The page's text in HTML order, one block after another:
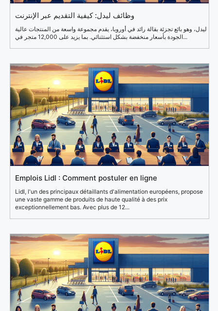
وظائف ليدل: كيفية التقديم عبر الإنترنت
ليدل، وهو بائع تجزئة بقالة رائد في أوروبا، يقدم مجموعة واسعة من المنتجات عالية
الجودة بأسعار منخفضة بشكل استثنائي. بما يزيد على 12,000 متجر في...
Emplois Lidl : Comment postuler en ligne
Lidl, l'un des principaux détaillants d'alimentation européens, propose
une vaste gamme de produits de haute qualité à des prix
exceptionnellement bas. Avec plus de 12...